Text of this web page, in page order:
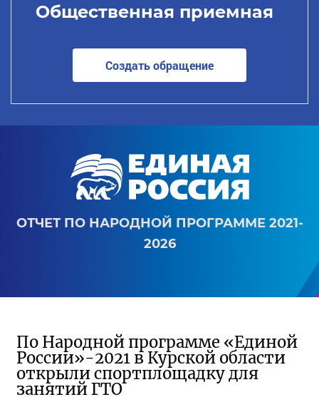
Общественная приемная
Создать обращение
ОТЧЕТ ПО НАРОДНОЙ ПРОГРАММЕ 2021-
2026
По Народной программе «Единой
России»-2021 в Курской области
открыли спортплощадку для
занятий ГТО